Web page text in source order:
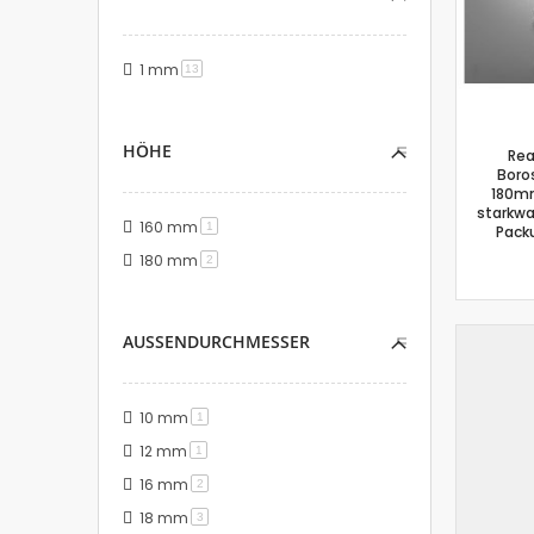
1 mm 13
HÖHE
160 mm 1
180 mm 2Artikel
AUSSENDURCHMESSER
10 mm 1
12 mm 1
16 mm 2Artikel
18 mm 3Artikel